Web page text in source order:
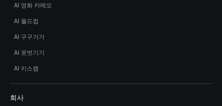
AI 영화 카메오
AI 월드컵
AI 구구가가
AI 옷벗기기
AI 키스캠
회사